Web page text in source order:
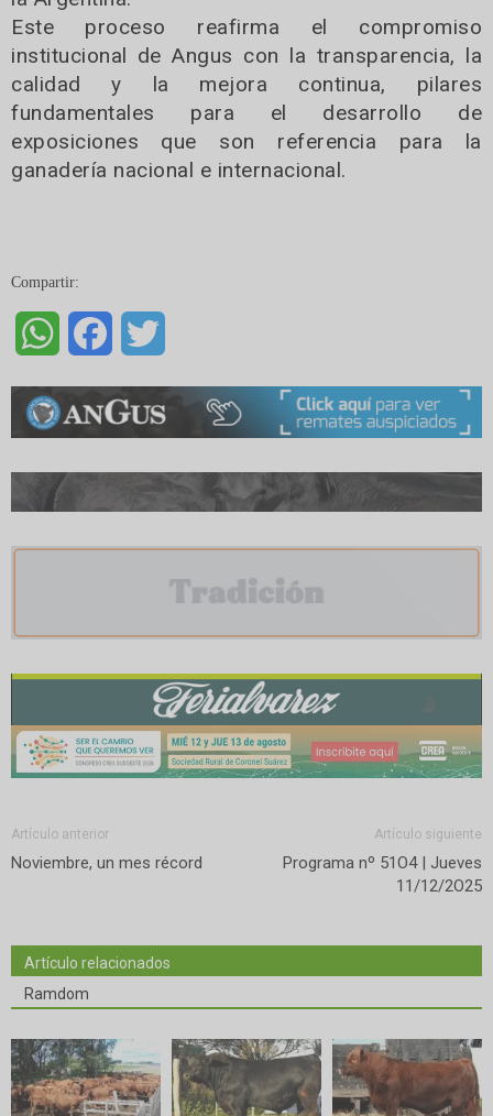
Este proceso reafirma el compromiso
institucional de Angus con la transparencia, la
calidad y la mejora continua, pilares
fundamentales para el desarrollo de
exposiciones que son referencia para la
ganadería nacional e internacional.
Compartir:
WhatsAppFacebook
Artículo anterior
Noviembre, un mes récord
Artículo siguiente
Programa nº 51O4 | Jueves
11/12/2O25
Artículo relacionados
Ramdom